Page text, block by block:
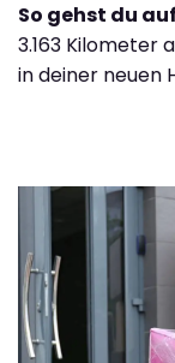
So gehst du
3.163 Kilometer
in deiner neuen